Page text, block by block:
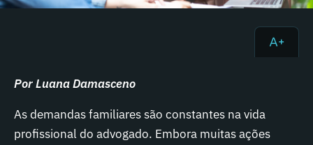
Por Luana Damasceno
As demandas familiares são constantes na vida
profissional do advogado. Embora muitas ações